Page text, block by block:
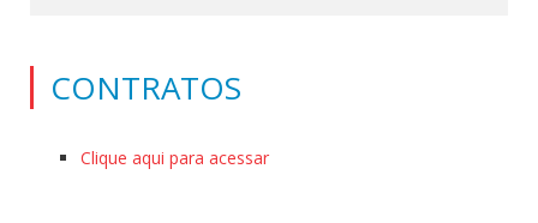
CONTRATOS
Clique aqui para acessar